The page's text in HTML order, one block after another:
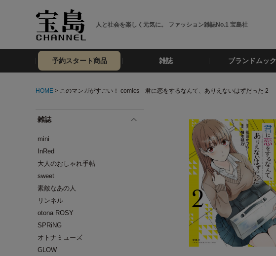
人と社会を楽しく元気に。 ファッション雑誌No.1 宝島社
予約スタート商品 雑誌 ブランドムック
HOME > このマンガがすごい！ comics 君に恋をするなんて、ありえないはずだった 2
雑誌
mini
InRed
大人のおしゃれ手帖
sweet
素敵なあの人
リンネル
otona ROSY
SPRiNG
オトナミューズ
GLOW